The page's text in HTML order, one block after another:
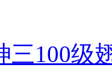
三100级